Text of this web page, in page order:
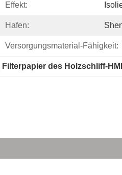
Effekt:
Hafen:
Versorgungsmaterial-Fähigkeit:
Filterpapier des Holzschliff-